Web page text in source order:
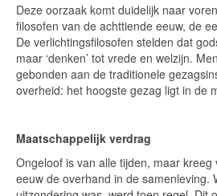
Deze oorzaak komt duidelijk naar
filosofen van de achttiende eeuw, de
De verlichtingsfilosofen stelden dat
maar ‘denken’ tot vrede en welzijn.
gebonden aan de traditionele
overheid: het hoogste gezag ligt in de
Maatschappelijk verdrag
Ongeloof is van alle tijden, maar
eeuw de overhand in de samenleving.